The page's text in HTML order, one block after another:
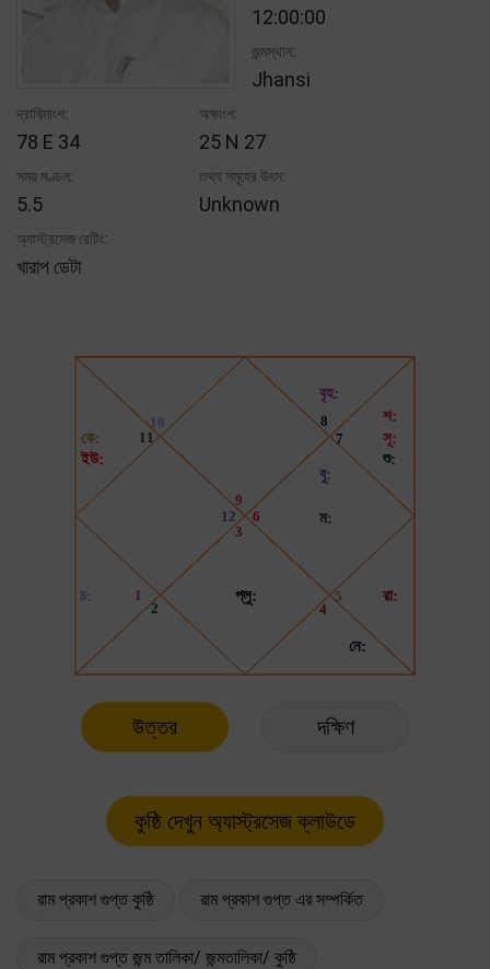
12:00:00
জন্মস্থান:
Jhansi
দ্রাঘিমাংশ:
78 E 34
অক্ষাংশ:
25 N 27
সময় মণ্ডল:
5.5
তথ্য সমূহের উৎস:
Unknown
অ্যাস্ট্রসেজ রেটিং:
খারাপ ডেটা
উত্তর দক্ষিণ
রাম প্রকাশ গুপ্ত কুষ্ঠি রাম প্রকাশ গুপ্ত এর সম্পর্কিত
রাম প্রকাশ গুপ্ত জন্ম তালিকা/ জন্মতালিকা/ কুষ্ঠি